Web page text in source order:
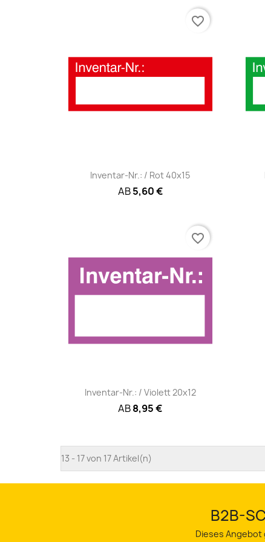
Schnellansicht
Inventar-Nr.: / Rot 40x15
AB5,60 €
favorite_border
Schnellansicht
Inventar-Nr.: / Violett 20x12
AB8,95 €
favorite_border
13 - 17 von 17 Artikel(n)
B2B-
Dieses